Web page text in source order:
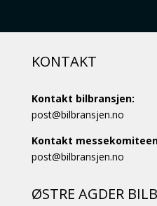
KONTAKT
Kontakt bilbransjen:
post@bilbransjen.no
Kontakt
post@bilbransjen.no
ØSTRE AGDER